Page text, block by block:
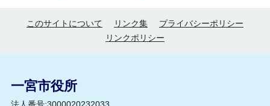
このサイトについて リンク集
プライバシーポリシー
リンクポリシー
一宮市役所